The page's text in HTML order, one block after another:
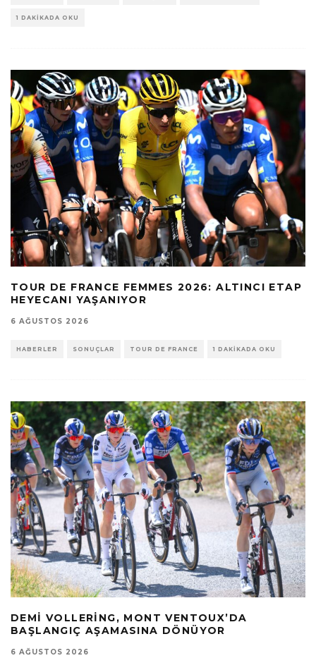
1 DAKIKADA OKU
TOUR DE FRANCE FEMMES 2026: ALTINCI ETAP
HEYECANI YAŞANIYOR
6 AĞUSTOS 2026
HABERLER SONUÇLAR TOUR DE FRANCE 1 DAKIKADA OKU
DEMI VOLLERING, MONT VENTOUX’DA
BAŞLANGIÇ AŞAMASINA DÖNÜYOR
6 AĞUSTOS 2026